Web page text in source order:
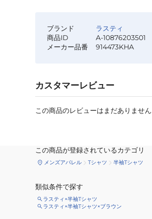
ブランド
ラスティ
商品ID
A-10876203501
メーカー品番
914473KHA
カスタマーレビュー
この商品のレビューはまだありません
この商品が登録されているカテゴリ
メンズアパレル Tシャツ 半袖Tシャツ
類似条件で探す
ラスティ×半袖Tシャツ
ラスティ×半袖Tシャツ×ブラウン